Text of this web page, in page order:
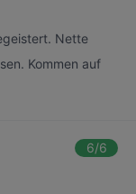
Nette
Kommen auf
6/6